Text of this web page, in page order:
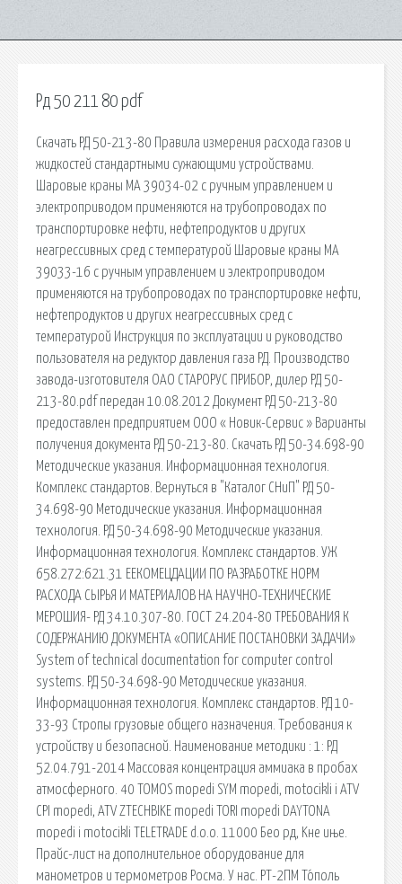
Рд 50 211 80 pdf
Скачать РД 50-213-80 Правила измерения расхода газов и
жидкостей стандартными сужающими устройствами.
Шаровые краны МА 39034-02 с ручным управлением и
электроприводом применяются на трубопроводах по
транспортировке нефти, нефтепродуктов и других
неагрессивных сред с температурой Шаровые краны МА
39033-16 с ручным управлением и электроприводом
применяются на трубопроводах по транспортировке нефти,
нефтепродуктов и других неагрессивных сред с
температурой Инструкция по эксплуатации и руководство
пользователя на редуктор давления газа РД. Производство
завода-изготовителя ОАО СТАРОРУС ПРИБОР, дилер РД 50-
213-80.pdf передан 10.08.2012 Документ РД 50-213-80
предоставлен предприятием ООО « Новик-Сервис » Варианты
получения документа РД 50-213-80. Скачать РД 50-34.698-90
Методические указания. Информационная технология.
Комплекс стандартов. Вернуться в "Каталог СНиП" РД 50-
34.698-90 Методические указания. Информационная
технология. РД 50-34.698-90 Методические указания.
Информационная технология. Комплекс стандартов. УЖ
658.272:621.31 ЕЕКОМЕЦДАЦИИ ПО РАЗРАБОТКЕ НОРМ
РАСХОДА СЫРЬЯ И МАТЕРИАЛОВ НА НАУЧНО-ТЕХНИЧЕСКИЕ
МЕРОШИЯ- РД 34.10.307-80. ГОСТ 24.204-80 ТРЕБОВАНИЯ К
СОДЕРЖАНИЮ ДОКУМЕНТА «ОПИСАНИЕ ПОСТАНОВКИ ЗАДАЧИ»
System of technical documentation for computer control
systems. РД 50-34.698-90 Методические указания.
Информационная технология. Комплекс стандартов. РД 10-
33-93 Стропы грузовые общего назначения. Требования к
устройству и безопасной. Наименование методики : 1: РД
52.04.791-2014 Массовая концентрация аммиака в пробах
атмосферного. 40 TOMOS mopedi SYM mopedi, motocikli i ATV
CPI mopedi, ATV ZTECHBIKE mopedi TORI mopedi DAYTONA
mopedi i motocikli TELETRADE d.o.o. 11000 Бео рд, Kне иње.
Прайс-лист на дополнительное оборудование для
манометров и термометров Росма. У нас. РТ-2ПМ То́поль